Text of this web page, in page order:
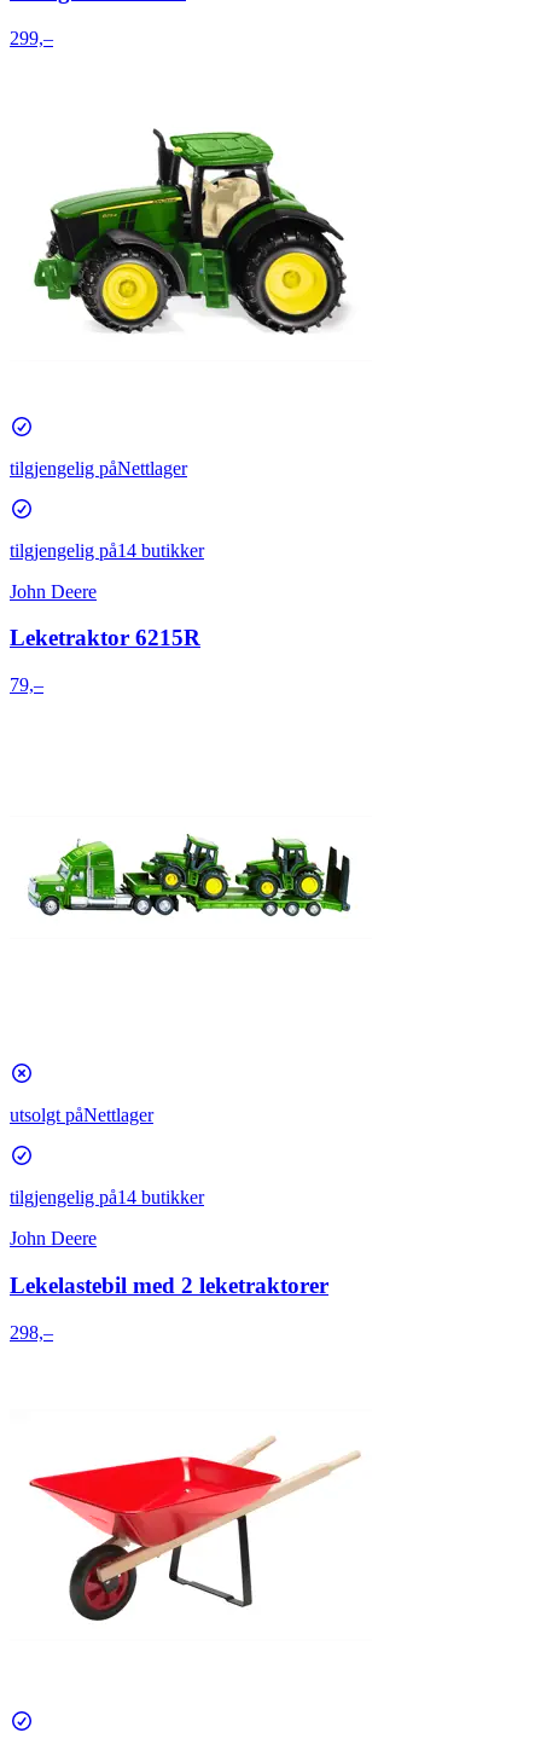
299,–
tilgjengelig påNettlager
tilgjengelig på14 butikker
John Deere
Leketraktor 6215R
79,–
utsolgt påNettlager
tilgjengelig på14 butikker
John Deere
Lekelastebil med 2 leketraktorer
298,–